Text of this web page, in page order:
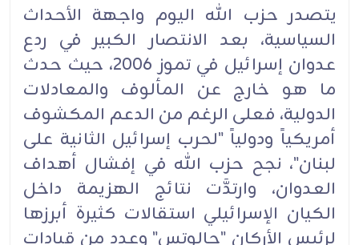
يتصدر حزب الله اليوم واجهة الأحداث
السياسية، بعد الانتصار الكبير في ردع
عدوان إسرائيل في تموز 2006، حيث حدث
ما هو خارج عن المألوف والمعادلات
الدولية، فعلى الرغم من الدعم المكشوف
أمريكياً ودولياً "لحرب إسرائيل الثانية على
لبنان"، نجح حزب الله في إفشال أهداف
العدوان، وارتدَّت نتائج الهزيمة داخل
الكيان الإسرائيلي استقالات كثيرة أبرزها
لرئيس الأركان "حالوتس" وعدد من قيادات